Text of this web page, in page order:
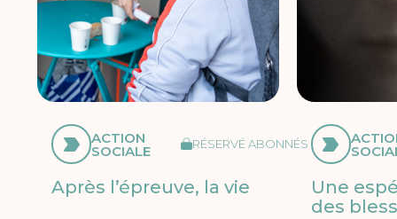
ACTION
SOCIALE RÉSERVÉ ABONNÉS
Après l’épreuve, la vie
Une
des